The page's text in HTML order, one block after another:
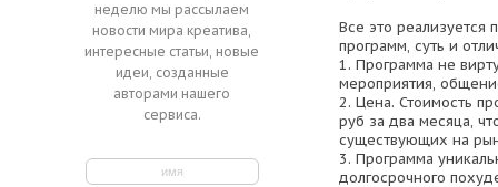
неделю мы рассылаем
новости мира креатива,
интересные статьи, новые
идеи, созданные
авторами нашего
сервиса.
Все это реализуется
программ, суть и
1. Программа не
мероприятия,
2. Цена. Стоимость
руб за два месяца,
существующих на
3. Программа
долгосрочного